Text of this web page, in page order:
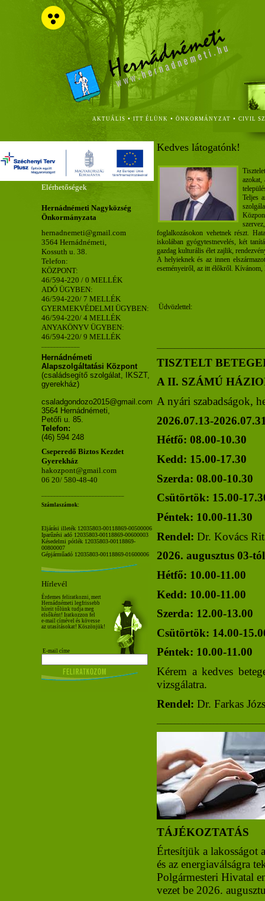
AKTUÁLIS • ITT ÉLÜNK • ÖNKORMÁNYZAT • CIVIL
Elérhetőségek
Hernádnémeti Nagyközség
Önkormányzata
hernadnemeti@gmail.com
3564 Hernádnémeti,
Kossuth u. 38.
Telefon:
KÖZPONT:
46/594-220 / 0 MELLÉK
ADÓ ÜGYBEN:
46/594-220/ 7 MELLÉK
GYERMEKVÉDELMI ÜGYBEN:
46/594-220/ 4 MELLÉK
ANYAKÖNYV ÜGYBEN:
46/594-220/ 9 MELLÉK
Hernádnémeti
Alapszolgáltatási Központ
(családsegítő szolgálat, IKSZT,
gyerekház)
csaladgondozo2015@gmail.com
3564 Hernádnémeti,
Petőfi u. 85.
Telefon:
(46) 594 248
Cseperedő Biztos Kezdet
Gyerekház
hakozpont@gmail.com
06 20/ 580-48-40
Számlaszámok:
Eljárási illeték 12035803-00118869-00500006
Iparűzési adó 12035803-00118869-00600003
Késedelmi pótlék 12035803-00118869-
00800007
Gépjárműadó 12035803-00118869-01600006
Hírlevél
Érdemes feliratkozni, mert
Hernádnémeti legfrissebb
híreit tőlünk tudja meg
elsőként! Iratkozzon fel
e-mail címével és kövesse
az utasításokat! Köszönjük!
E-mail címe
Kedves látogatónk!
azokat,
Teljes
foglalkozásokon vehetnek részt.
iskolában gyógytestnevelés, két
gazdag kulturális élet zajlik,
A helyieknek és az innen
eseményeiről, az itt élőkről. Kívánom,
Üdvözlettel:
TISZTELT
A II. SZÁMÚ
A nyári szabadságok,
2026.07.13-
Hétfő: 08.00-10.30
Kedd: 15.00-17.30
Szerda: 08.00-10.30
Csütörtök: 15.00-
Péntek: 10.00-11.30
Rendel: Dr. Kovács
2026. augusztus 03-
Hétfő: 10.00-11.00
Kedd: 10.00-11.00
Szerda: 12.00-13.00
Csütörtök: 14.00-
Péntek: 10.00-11.00
Kérem a kedves
vizsgálatra.
Rendel: Dr. Farkas
TÁJÉKOZTATÁS
Értesítjük a lakosságot
és az energiaválságra
Polgármesteri Hivatal
vezet be 2026.